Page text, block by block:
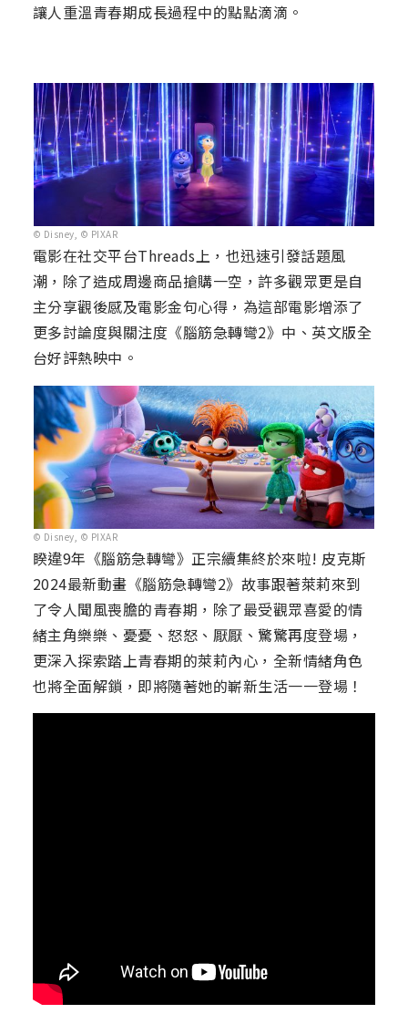
讓人重溫青春期成長過程中的點點滴滴。
© Disney, © PIXAR
電影在社交平台Threads上，也迅速引發話題風
潮，除了造成周邊商品搶購一空，許多觀眾更是自
主分享觀後感及電影金句心得，為這部電影增添了
更多討論度與關注度《腦筋急轉彎2》中、英文版全
台好評熱映中。
© Disney, © PIXAR
睽違9年《腦筋急轉彎》正宗續集終於來啦! 皮克斯
2024最新動畫《腦筋急轉彎2》故事跟著萊莉來到
了令人聞風喪膽的青春期，除了最受觀眾喜愛的情
緒主角樂樂、憂憂、怒怒、厭厭、驚驚再度登場，
更深入探索踏上青春期的萊莉內心，全新情緒角色
也將全面解鎖，即將隨著她的嶄新生活一一登場！